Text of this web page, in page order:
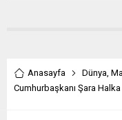
Anasayfa Dünya,
Cumhurbaşkanı Şara